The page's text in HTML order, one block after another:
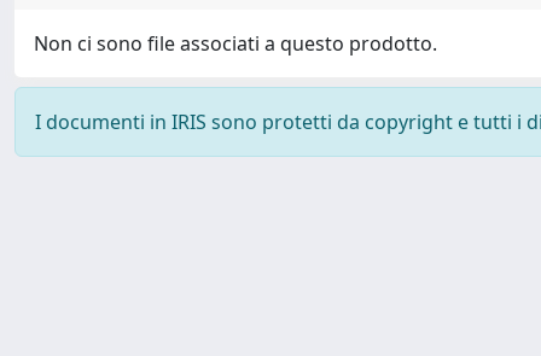
Non ci sono file associati a questo prodotto.
I documenti in IRIS sono protetti da copyright e tutti i